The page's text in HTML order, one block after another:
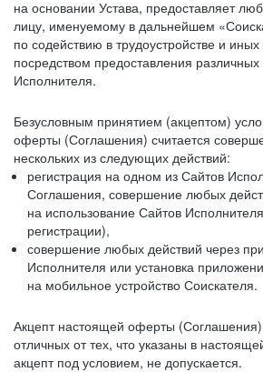
на основании Устава, предоставляет
лицу, именуемому в дальнейшем
по содействию в трудоустройстве и иных
посредством предоставления
Исполнителя.
Безусловным принятием (акцептом)
оферты (Соглашения) считается
нескольких из следующих действий:
регистрация на одном из Сайтов
Соглашения, совершение любых
на использование Сайтов
регистрации),
совершение любых действий через
Исполнителя или установка
на мобильное устройство Соискателя.
Акцепт настоящей оферты
отличных от тех, что указаны в
акцепт под условием, не допускается.